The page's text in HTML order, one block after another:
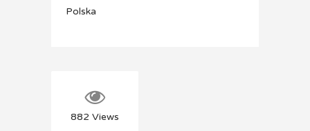
Polska
882 Views